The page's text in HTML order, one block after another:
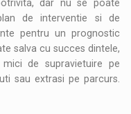
dar nu se poate
de interventie si de
pentru un prognostic
salva cu succes dintele,
de supravietuire pe
sau extrasi pe parcurs.